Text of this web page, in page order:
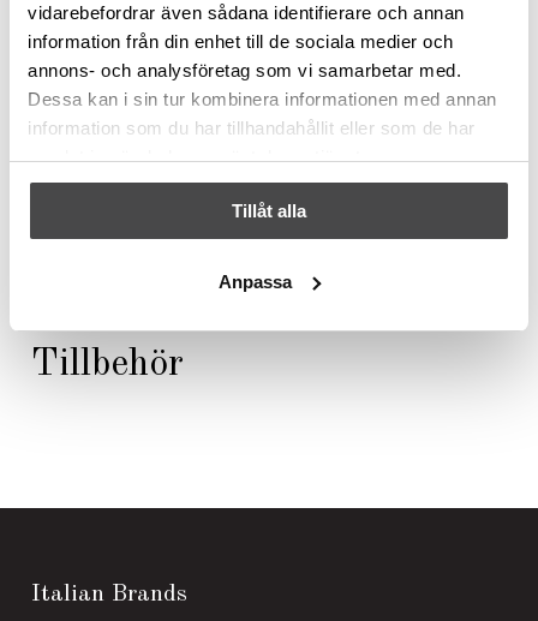
vidarebefordrar även sådana identifierare och annan
information från din enhet till de sociala medier och
annons- och analysföretag som vi samarbetar med.
Dessa kan i sin tur kombinera informationen med annan
information som du har tillhandahållit eller som de har
samlat in när du har använt deras tjänster.
Tillåt alla
Anpassa
Text
Title
Text
Tillbehör
Italian Brands